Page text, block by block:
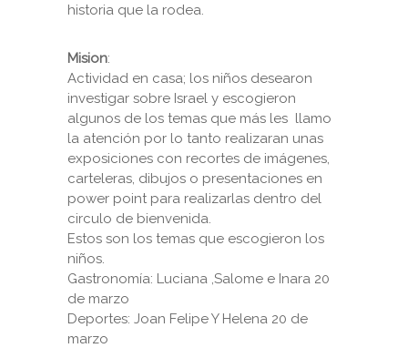
historia que la rodea.
Mision:
Actividad en casa; los niños desearon
investigar sobre Israel y escogieron
algunos de los temas que más les llamo
la atención por lo tanto realizaran unas
exposiciones con recortes de imágenes,
carteleras, dibujos o presentaciones en
power point para realizarlas dentro del
circulo de bienvenida.
Estos son los temas que escogieron los
niños.
Gastronomía: Luciana ,Salome e Inara 20
de marzo
Deportes: Joan Felipe Y Helena 20 de
marzo